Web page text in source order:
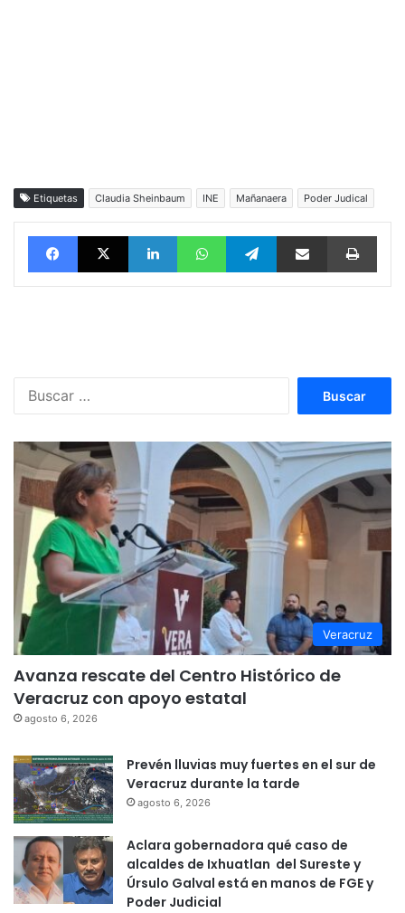
Etiquetas Claudia Sheinbaum INE Mañanaera Poder Judical
FacebookX LinkedInWhatsAppTelegramvía email
Veracruz
Avanza rescate del Centro Histórico de
Veracruz con apoyo estatal
agosto 6, 2026
Prevén lluvias muy fuertes en el sur de
Veracruz durante la tarde
agosto 6, 2026
Aclara gobernadora qué caso de
alcaldes de Ixhuatlan del Sureste y
Úrsulo Galval está en manos de FGE y
Poder Judicial